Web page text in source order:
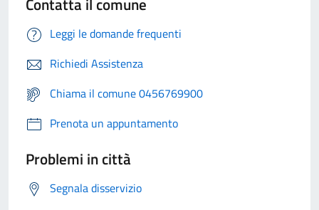
Leggi le domande frequenti
Richiedi Assistenza
Chiama il comune 0456769900
Prenota un appuntamento
Problemi in città
Segnala disservizio